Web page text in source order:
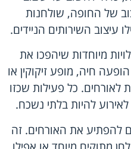
של החופה, שולחנות
עיצוב השירותים הניידים.
מיוחדות שיהפכו את
הופעה חיה, מופע זיקוקין או
לאורחים. כל פעילות שכזו
לאירוע להיות בלתי נשכח.
להפתיע את האורחים. זה